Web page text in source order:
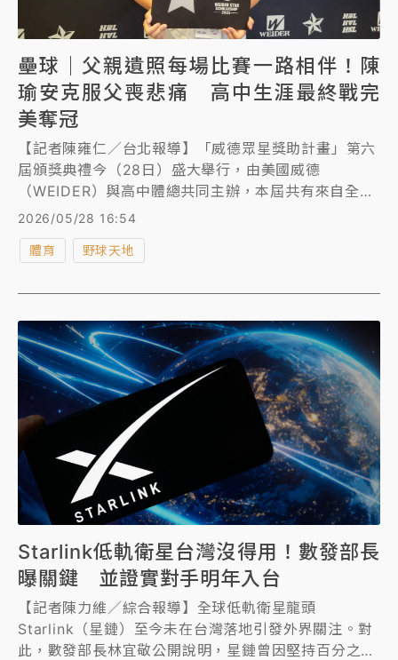
壘球｜父親遺照每場比賽一路相伴！陳
瑜安克服父喪悲痛 高中生涯最終戰完
美奪冠
【記者陳雍仁／台北報導】「威德眾星獎助計畫」第六
屆頒獎典禮今（28日）盛大舉行，由美國威德
（WEIDER）與高中體總共同主辦，本屆共有來自全台
各校133位優秀高中運動員獲獎，其中今年高中女壘聯
賽冠軍丹鳳高中強打陳瑜安，克服父喪悲痛，每場比賽
都帶著父親遺照出賽，最終在高中生涯最終戰完美奪
紅了眼眶。
2026/05/28 16:54
體育 野球天地
Starlink低軌衛星台灣沒得用！數發部長
曝關鍵 並證實對手明年入台
【記者陳力維／綜合報導】全球低軌衛星龍頭
Starlink（星鏈）至今未在台灣落地引發外界關注。對
此，數發部長林宜敬公開說明，星鏈曾因堅持百分之百